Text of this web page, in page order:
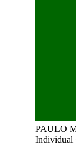
PAULO
Individual